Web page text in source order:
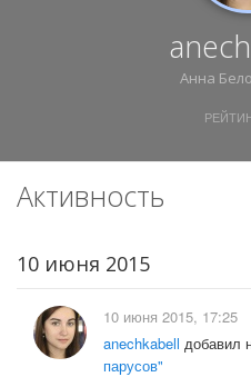
Анна
Активность
10 июня 2015
10 июня 2015, 17:25
anechkabell добавил
парусов"